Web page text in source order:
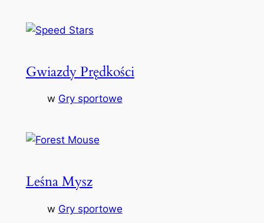
Gwiazdy Prędkości
w Gry sportowe
Leśna Mysz
w Gry sportowe